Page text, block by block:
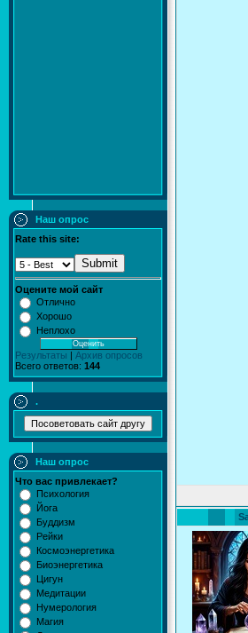
Наш опрос
Rate this site:
Submit
Оцените мой сайт
Отлично
Хорошо
Неплохо
Результаты
Архив опросов
Всего ответов: 144
.
Наш опрос
Что вас привлекает?
Психология
Йога
Буддизм
Рейки
Космоэнергетика
Биоэнергетика
Цигун
Медитации
Нумерология
Магия